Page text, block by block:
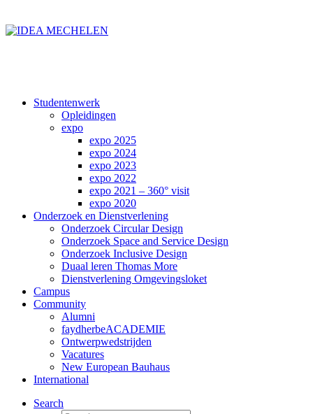
Studentenwerk
Opleidingen
expo
expo 2025
expo 2024
expo 2023
expo 2022
expo 2021 – 360° visit
expo 2020
Onderzoek en Dienstverlening
Onderzoek Circular Design
Onderzoek Space and Service Design
Onderzoek Inclusive Design
Duaal leren Thomas More
Dienstverlening Omgevingsloket
Campus
Community
Alumni
faydherbeACADEMIE
Ontwerpwedstrijden
Vacatures
New European Bauhaus
International
Search